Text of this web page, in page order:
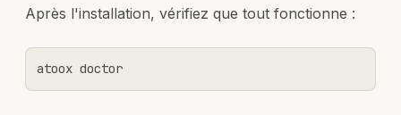
Après l'installation, vérifiez que tout fonctionne :
atoox doctor